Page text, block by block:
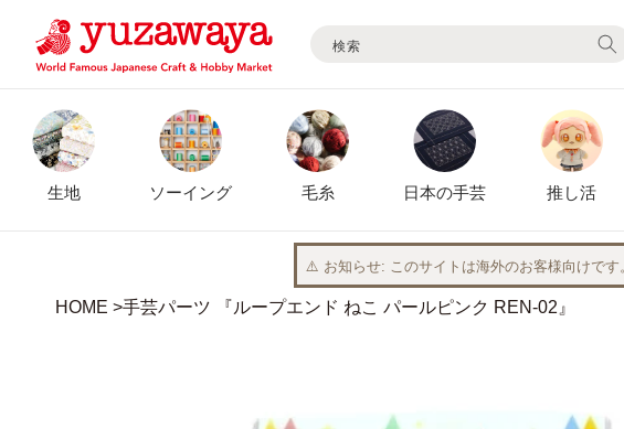
ンツに
進む
検索
生地 ソーイング 毛糸 日本の手芸 推し活
⚠️ お知らせ このサイトは海外のお客様向けです
HOME 手芸パーツ 『ループエンド ねこ パールピンク REN-02』